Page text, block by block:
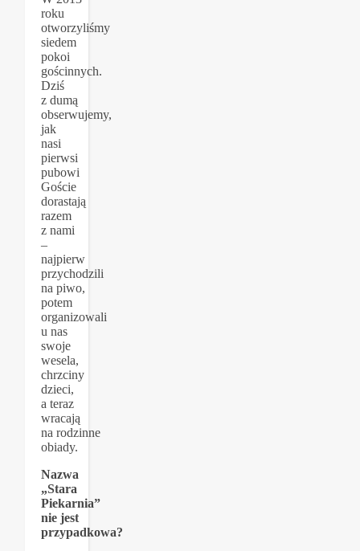
roku
otworzyliśmy
siedem
pokoi
gościnnych.
Dziś
z dumą
obserwujemy,
jak
nasi
pierwsi
pubowi
Goście
dorastają
razem
z nami
–
najpierw
przychodzili
na piwo,
potem
organizowali
u nas
swoje
wesela,
chrzciny
dzieci,
a teraz
wracają
na rodzinne
obiady.
Nazwa
„Stara
Piekarnia”
nie jest
przypadkowa?